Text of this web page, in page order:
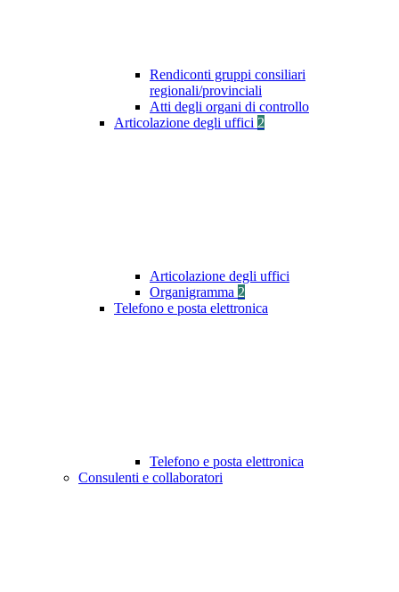
Rendiconti gruppi consiliari
regionali/provinciali
Atti degli organi di controllo
Articolazione degli uffici 2
Articolazione degli uffici
Organigramma 2
Telefono e posta elettronica
Telefono e posta elettronica
Consulenti e collaboratori